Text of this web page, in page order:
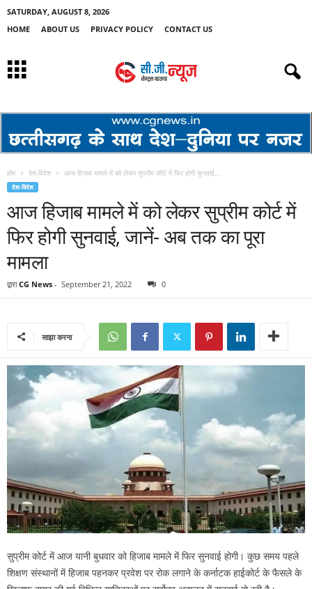
SATURDAY, AUGUST 8, 2026
HOME
ABOUT US PRIVACY POLICY CONTACT US
होम देश-विदेश आज हिजाब मामले में को लेकर सुप्रीम कोर्ट में फिर होगी सुनवाई,...
देश-विदेश
आज हिजाब मामले में को लेकर सुप्रीम कोर्ट में
फिर होगी सुनवाई, जानें- अब तक का पूरा
मामला
द्वारा CG News - September 21, 2022 0
साझा करना
सुप्रीम कोर्ट में आज यानी बुधवार को हिजाब मामले में फिर सुनवाई होगी। कुछ समय पहले
शिक्षण संस्थानों में हिजाब पहनकर प्रवेश पर रोक लगाने के कर्नाटक हाईकोर्ट के फैसले के